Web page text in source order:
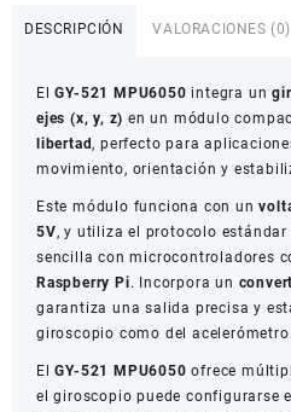
acelerómetro
de
3
ejes
DESCRIPCIÓN VALORACIONES (0)
ElGY-521 MPU6050 integra un
ejes (x, y, z) en un módulo
libertad, perfecto para
movimiento, orientación y
Este módulo funciona con un
5V, y utiliza el protocolo estándar
sencilla con microcontroladores
Raspberry Pi. Incorpora un
garantiza una salida precisa y
giroscopio como del acelerómetro.
ElGY-521 MPU6050 ofrece
el giroscopio puede configurarse